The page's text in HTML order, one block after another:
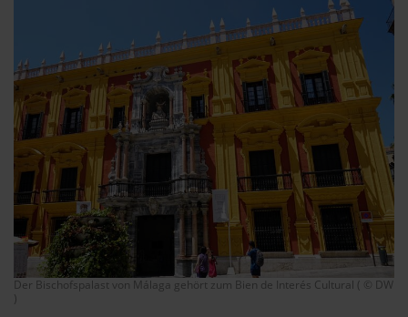
Der Bischofspalast von Málaga gehört zum Bien de Interés Cultural ( © DW
)